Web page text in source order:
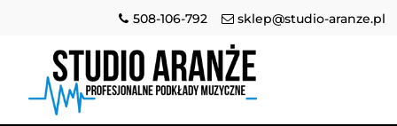
508-106-792 sklep@studio-aranze.pl